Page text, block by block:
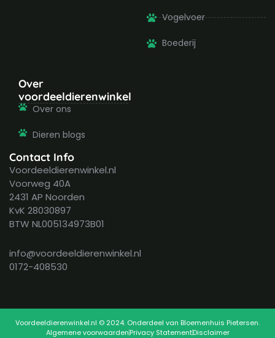
Vogelvoer
Boederij
Over
voordeeldierenwinkel
Over ons
Dieren blogs
Contact Info
Voordeeldierenwinkel.nl
Voorweg 40A
2431 AP Noorden
KvK 28030897
BTW NL005134973B01
info@voordeeldierenwinkel.nl
0172-408530
Voordeeldierenwinkel.nl © 2024. Onderdeel van Bloemenhuis Pietersen.
Algemene voorwaardenPrivacy StatementDisclaimer